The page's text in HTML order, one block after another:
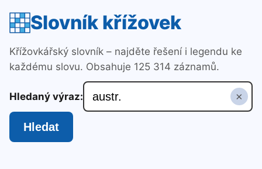
Slovník křížovek
Křížovkářský slovník – najděte řešení i legendu ke
každému slovu. Obsahuje 125 314 záznamů.
Hledaný výraz: ×
Hledat